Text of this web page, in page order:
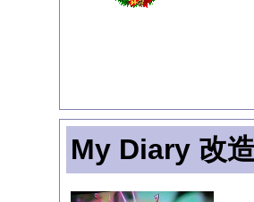
My Diary 改